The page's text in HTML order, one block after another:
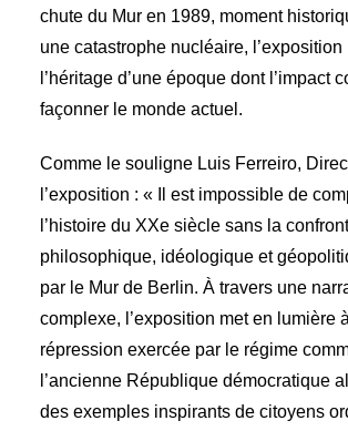
chute du Mur en 1989, moment
une catastrophe nucléaire, l’exposition
l’héritage d’une époque dont l’impact
façonner le monde actuel.
Comme le souligne Luis Ferreiro,
l’exposition : « Il est impossible de
l’histoire du XXe siècle sans la
philosophique, idéologique et
par le Mur de Berlin. À travers une
complexe, l’exposition met en lumière
répression exercée par le régime
l’ancienne République démocratique
des exemples inspirants de citoyens